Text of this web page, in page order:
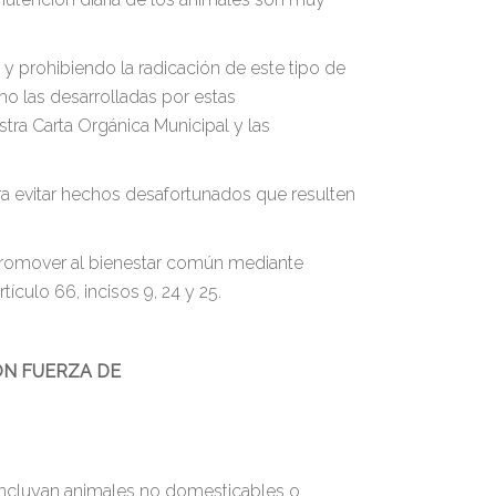
prohibiendo la radicación de este tipo de
las desarrolladas por estas
Carta Orgánica Municipal y las
evitar hechos desafortunados que resulten
al bienestar común mediante
66, incisos 9, 24 y 25.
FUERZA DE
animales no domesticables o